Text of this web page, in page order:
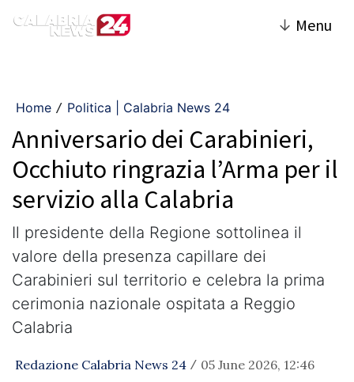
↓ Menu
Home / Politica | Calabria News 24
Anniversario dei Carabinieri,
Occhiuto ringrazia l’Arma per il
servizio alla Calabria
Il presidente della Regione sottolinea il
valore della presenza capillare dei
Carabinieri sul territorio e celebra la prima
cerimonia nazionale ospitata a Reggio
Calabria
Redazione Calabria News 24 / 05 June 2026, 12:46